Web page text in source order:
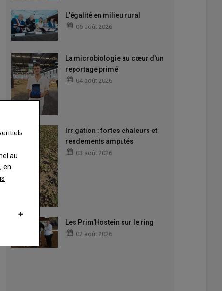
L'égalité en milieu rural
06 août 2026
La microbiologie au cœur d'un
reportage primé
04 août 2026
Irrigation : fortes chaleurs et
rendements amputés
03 août 2026
Les Prim'Hostein sur le ring
02 août 2026
au
en